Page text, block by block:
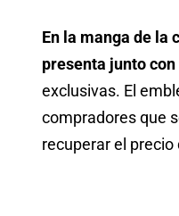
En la manga de la
presenta junto
exclusivas. El
compradores que
recuperar el